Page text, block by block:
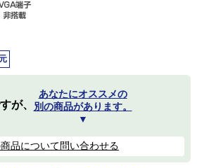
が、
あなたにオススメの
別の商品があります。
▼
品について問い合わせる